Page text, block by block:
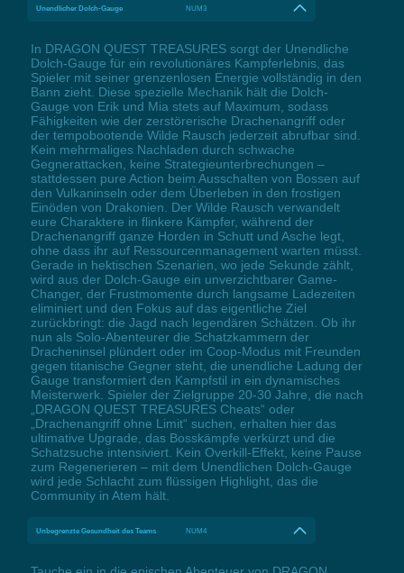
Unendlicher Dolch-Gauge NUM3
In DRAGON QUEST TREASURES sorgt der Unendliche
Dolch-Gauge für ein revolutionäres Kampferlebnis, das
Spieler mit seiner grenzenlosen Energie vollständig in den
Bann zieht. Diese spezielle Mechanik hält die Dolch-
Gauge von Erik und Mia stets auf Maximum, sodass
Fähigkeiten wie der zerstörerische Drachenangriff oder
der tempobootende Wilde Rausch jederzeit abrufbar sind.
Kein mehrmaliges Nachladen durch schwache
Gegnerattacken, keine Strategieunterbrechungen –
stattdessen pure Action beim Ausschalten von Bossen auf
den Vulkaninseln oder dem Überleben in den frostigen
Einöden von Drakonien. Der Wilde Rausch verwandelt
eure Charaktere in flinkere Kämpfer, während der
Drachenangriff ganze Horden in Schutt und Asche legt,
ohne dass ihr auf Ressourcenmanagement warten müsst.
Gerade in hektischen Szenarien, wo jede Sekunde zählt,
wird aus der Dolch-Gauge ein unverzichtbarer Game-
Changer, der Frustmomente durch langsame Ladezeiten
eliminiert und den Fokus auf das eigentliche Ziel
zurückbringt: die Jagd nach legendären Schätzen. Ob ihr
nun als Solo-Abenteurer die Schatzkammern der
Dracheninsel plündert oder im Coop-Modus mit Freunden
gegen titanische Gegner steht, die unendliche Ladung der
Gauge transformiert den Kampfstil in ein dynamisches
Meisterwerk. Spieler der Zielgruppe 20-30 Jahre, die nach
„DRAGON QUEST TREASURES Cheats“ oder
„Drachenangriff ohne Limit“ suchen, erhalten hier das
ultimative Upgrade, das Bosskämpfe verkürzt und die
Schatzsuche intensiviert. Kein Overkill-Effekt, keine Pause
zum Regenerieren – mit dem Unendlichen Dolch-Gauge
wird jede Schlacht zum flüssigen Highlight, das die
Community in Atem hält.
Unbegrenzte Gesundheit des Teams NUM4